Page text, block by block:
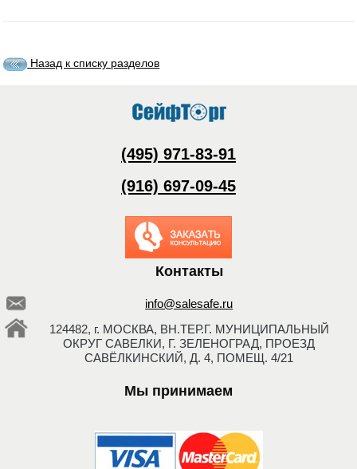
Назад к списку разделов
(495) 971-83-91
(916) 697-09-45
Заказать обратный
звонок
Контакты
info@salesafe.ru
124482, г. МОСКВА, ВН.ТЕР.Г. МУНИЦИПАЛЬНЫЙ
ОКРУГ САВЕЛКИ, Г. ЗЕЛЕНОГРАД, ПРОЕЗД
САВЁЛКИНСКИЙ, Д. 4, ПОМЕЩ. 4/21
Мы принимаем